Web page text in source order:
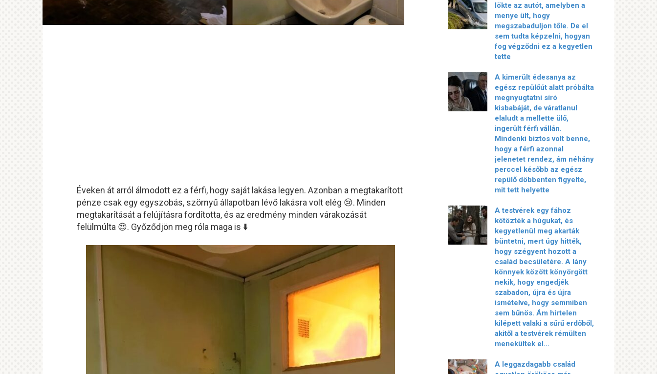
Éveken át arról álmodott ez a férfi, hogy saját lakása legyen. Azonban a megtakarított
pénze csak egy egyszobás, szörnyű állapotban lévő lakásra volt elég 😢. Minden
megtakarítását a felújításra fordította, és az eredmény minden várakozását
felülmúlta 😍. Győződjön meg róla maga is ⬇️
lökte az autót, amelyben a
menye ült, hogy
megszabaduljon tőle. De el
sem tudta képzelni, hogyan
fog végződni ez a kegyetlen
tette
A kimerült édesanya az
egész repülőút alatt próbálta
megnyugtatni síró
kisbabáját, de váratlanul
elaludt a mellette ülő,
ingerült férfi vállán.
Mindenki biztos volt benne,
hogy a férfi azonnal
jelenetet rendez, ám néhány
perccel később az egész
repülő döbbenten figyelte,
mit tett helyette
A testvérek egy fához
kötözték a húgukat, és
kegyetlenül meg akarták
büntetni, mert úgy hitték,
hogy szégyent hozott a
család becsületére. A lány
könnyek között könyörgött
nekik, hogy engedjék
szabadon, újra és újra
ismételve, hogy semmiben
sem bűnös. Ám hirtelen
kilépett valaki a sűrű erdőből,
akitől a testvérek rémülten
menekültek el…
A leggazdagabb család